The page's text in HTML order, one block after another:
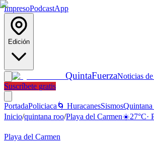
ImpresoPodcastApp
Edición
QuintaFuerzaNoticias
Suscríbete gratis
PortadaPoliciaca 🌀 HuracanesSismos
Inicio/quintana roo/Playa del Carmen☀️27°C·
Playa del Carmen